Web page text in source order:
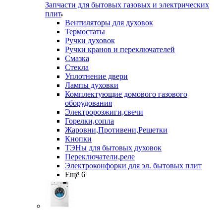
Запчасти для бытовых газовых и электрических
плит
Вентиляторы для духовок
Термостаты
Ручки духовок
Ручки кранов и переключателей
Смазка
Стекла
Уплотнение двери
Лампы духовки
Комплектующие домового газового
оборудования
Электророзжиги,свечи
Горелки,сопла
Жаровни,Противени,Решетки
Кнопки
ТЭНы для бытовых духовок
Переключатели,реле
Электроконфорки для эл. бытовых плит
Ещё 6